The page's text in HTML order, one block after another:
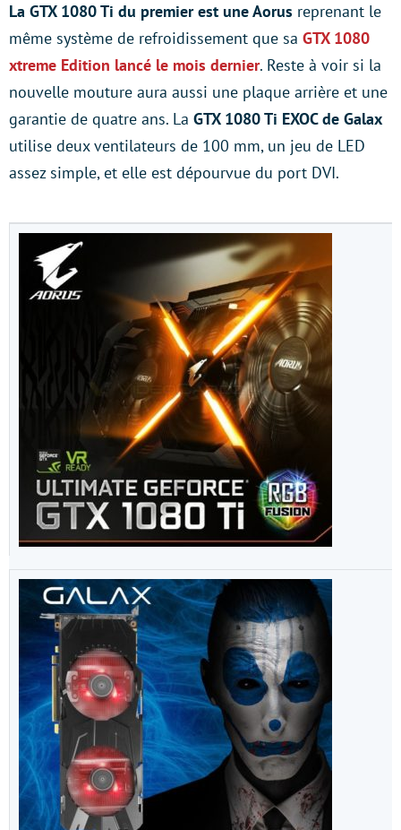
La GTX 1080 Ti du premier est une Aorus reprenant le
même système de refroidissement que sa GTX 1080
xtreme Edition lancé le mois dernier. Reste à voir si la
nouvelle mouture aura aussi une plaque arrière et une
garantie de quatre ans. La GTX 1080 Ti EXOC de Galax
utilise deux ventilateurs de 100 mm, un jeu de LED
assez simple, et elle est dépourvue du port DVI.